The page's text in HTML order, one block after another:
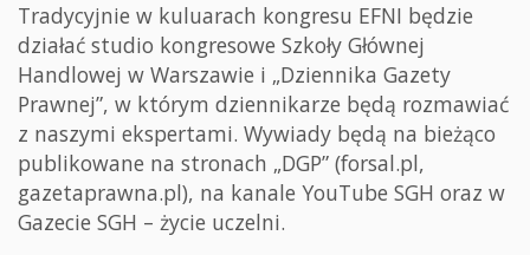
Tradycyjnie w kuluarach kongresu EFNI będzie
działać studio kongresowe Szkoły Głównej
Handlowej w Warszawie i „Dziennika Gazety
Prawnej”, w którym dziennikarze będą rozmawiać
z naszymi ekspertami. Wywiady będą na bieżąco
publikowane na stronach „DGP” (forsal.pl,
gazetaprawna.pl), na kanale YouTube SGH oraz w
Gazecie SGH – życie uczelni.